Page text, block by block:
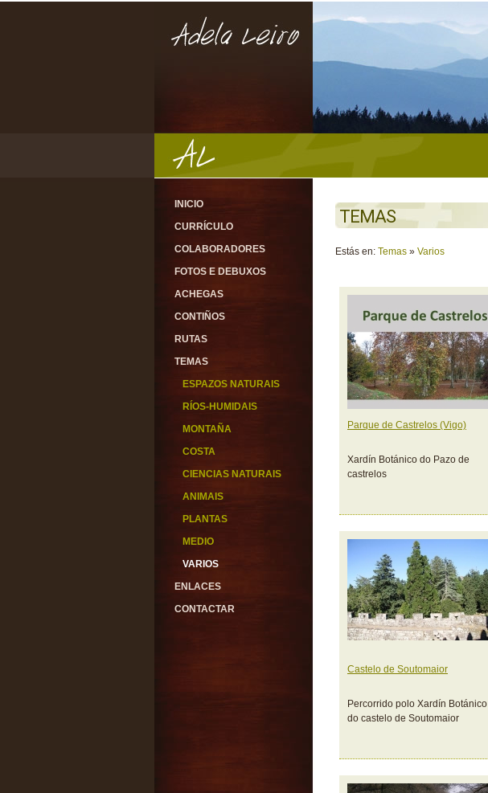
INICIO
CURRÍCULO
COLABORADORES
FOTOS E DEBUXOS
ACHEGAS
CONTIÑOS
RUTAS
TEMAS
ESPAZOS NATURAIS
RÍOS-HUMIDAIS
MONTAÑA
COSTA
CIENCIAS NATURAIS
ANIMAIS
PLANTAS
MEDIO
VARIOS
ENLACES
CONTACTAR
TEMAS
Estás en: Temas » Varios
Parque de Castrelos (Vigo)
Xardín Botánico do Pazo de
castrelos
Castelo de Soutomaior
Percorrido polo Xardín Botánico
do castelo de Soutomaior